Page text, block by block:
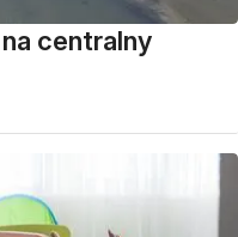
centralny